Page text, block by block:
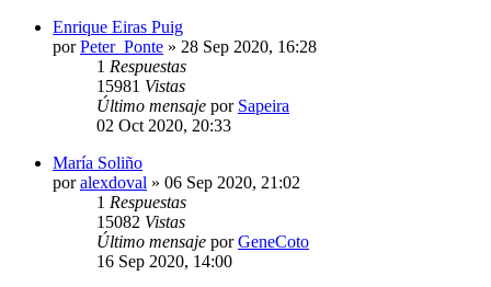
Enrique Eiras Puig
porPeter_Ponte » 28 Sep 2020, 16:28
1 Respuestas
15981 Vistas
Último mensaje por Sapeira
02 Oct 2020, 20:33
María Soliño
poralexdoval » 06 Sep 2020, 21:02
1 Respuestas
15082 Vistas
Último mensaje porGeneCoto
16 Sep 2020, 14:00